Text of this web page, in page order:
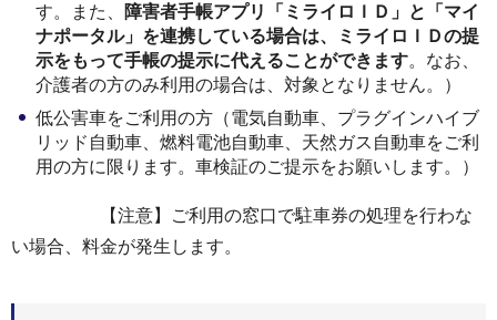
す。また、
障害者手帳アプリ「ミライロＩＤ」と「マイ
ナポータル」を連携している場合は、ミライロＩＤの提
示をもって手帳の提示に代えることができます。なお、
介護者の方のみ利用の場合は、対象となりません。）
低公害車をご利用の方（電気自動車、プラグインハイブ
リッド自動車、燃料電池自動車、天然ガス自動車をご利
用の方に限ります。車検証のご提示をお願いします。）
【注意】ご利用の窓口で駐車券の処理を行わな
い場合、料金が発生します。